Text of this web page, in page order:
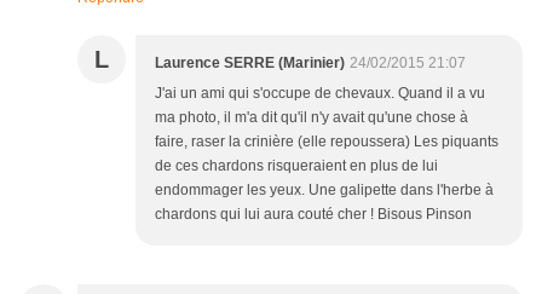
L Laurence SERRE (Marinier) 24/02/2015 21:07
J'ai un ami qui s'occupe de chevaux. Quand il a vu
ma photo, il m'a dit qu'il n'y avait qu'une chose à
faire, raser la crinière (elle repoussera) Les piquants
de ces chardons risqueraient en plus de lui
endommager les yeux. Une galipette dans l'herbe à
chardons qui lui aura couté cher ! Bisous Pinson